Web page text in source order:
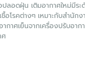
ปลอดฝุ่น เติมอากาศใหม่มี
อโรคต่างๆ เหมาะกับสำนั
กาศเย็นจากเครื่องปรับอ